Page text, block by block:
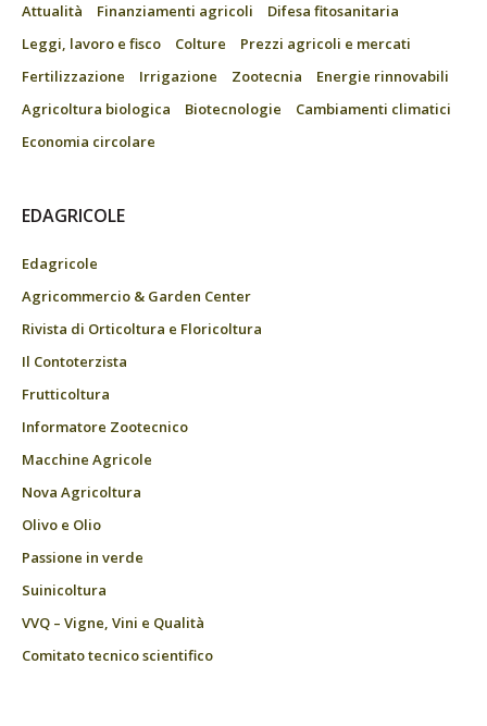
Attualità Finanziamenti agricoli
Difesa fitosanitaria
Leggi, lavoro e fisco
Colture
Prezzi agricoli e mercati
Fertilizzazione
Irrigazione Zootecnia
Energie rinnovabili
Agricoltura biologica
Biotecnologie
Cambiamenti climatici
Economia circolare
EDAGRICOLE
Edagricole
Agricommercio & Garden Center
Rivista di Orticoltura e Floricoltura
Il Contoterzista
Frutticoltura
Informatore Zootecnico
Macchine Agricole
Nova Agricoltura
Olivo e Olio
Passione in verde
Suinicoltura
VVQ – Vigne, Vini e Qualità
Comitato tecnico scientifico